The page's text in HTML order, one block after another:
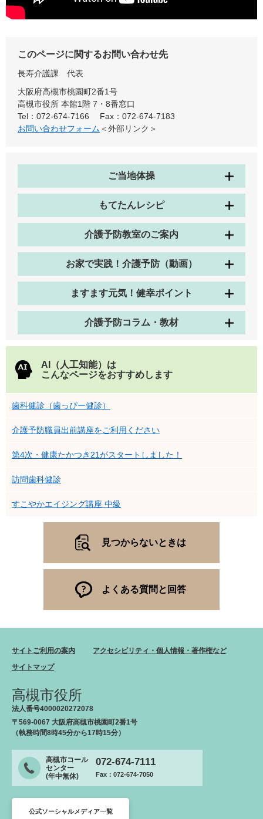
このページに関するお問い合わせ先
長寿介護課
代表
大阪府高槻市桃園町2番1号
高槻市役所 本館1階 7・8番窓口
Tel：072-674-7166
Fax：072-674-7183
お問い合わせフォーム ＜外部リンク＞
ご当地体操
もてたんレシピ
介護予防教室のご案内
お家で実践！介護予防（動画）
ますます元気！健幸ポイント
介護予防コラム・教材
AI（人工知能）は
こんなページをおすすめします
歯科健診（歯っぴー健診）
介護予防職員出前講座をご利用ください
第4次・健康たかつき21がスタートしました！
訪問歯科健診
すこやかエイジング講座 中級
見つからないときは
よくある質問と回答
サイトご利用の案内
アクセシビリティ・個人情報・著作権など
サイトマップ
高槻市役所
法人番号4000020272078
〒569-0067 大阪府高槻市桃園町2番1号
（執務時間8時45分から17時15分）
高槻市コール
センター
(年中無休)
072-674-7111
Fax：072-674-7050
公式ソーシャルメディア一覧